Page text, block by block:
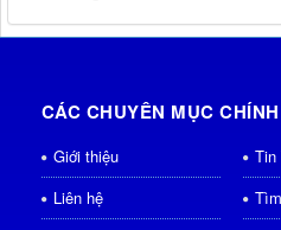
CÁC CHUYÊN MỤC CHÍNH
Giới thiệu
Tin
Liên hệ